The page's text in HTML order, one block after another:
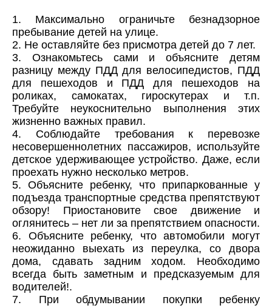
1. Максимально ограничьте безнадзорное
пребывание детей на улице.
2. Не оставляйте без присмотра детей до 7 лет.
3. Ознакомьтесь сами и объясните детям
разницу между ПДД для велосипедистов, ПДД
для пешеходов и ПДД для пешеходов на
роликах, самокатах, гироскутерах и т.п.
Требуйте неукоснительно выполнения этих
жизненно важных правил.
4. Соблюдайте требования к перевозке
несовершеннолетних пассажиров, используйте
детское удерживающее устройство. Даже, если
проехать нужно несколько метров.
5. Объясните ребенку, что припаркованные у
подъезда транспортные средства препятствуют
обзору! Приостановите свое движение и
оглянитесь – нет ли за препятствием опасности.
6. Объясните ребенку, что автомобили могут
неожиданно выехать из переулка, со двора
дома, сдавать задним ходом. Необходимо
всегда быть заметным и предсказуемым для
водителей!.
7. При обдумывании покупки ребенку